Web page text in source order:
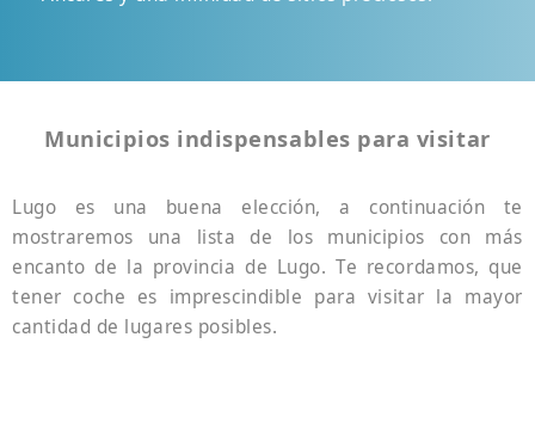
Municipios indispensables para visitar
Lugo es una buena elección, a continuación te
mostraremos una lista de los municipios con más
encanto de la provincia de Lugo. Te recordamos, que
tener coche es imprescindible para visitar la mayor
cantidad de lugares posibles.